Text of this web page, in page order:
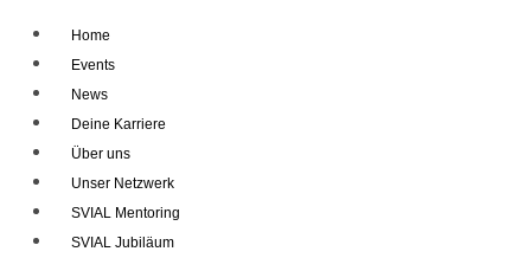
Home
Events
News
Deine Karriere
Über uns
Unser Netzwerk
SVIAL Mentoring
SVIAL Jubiläum